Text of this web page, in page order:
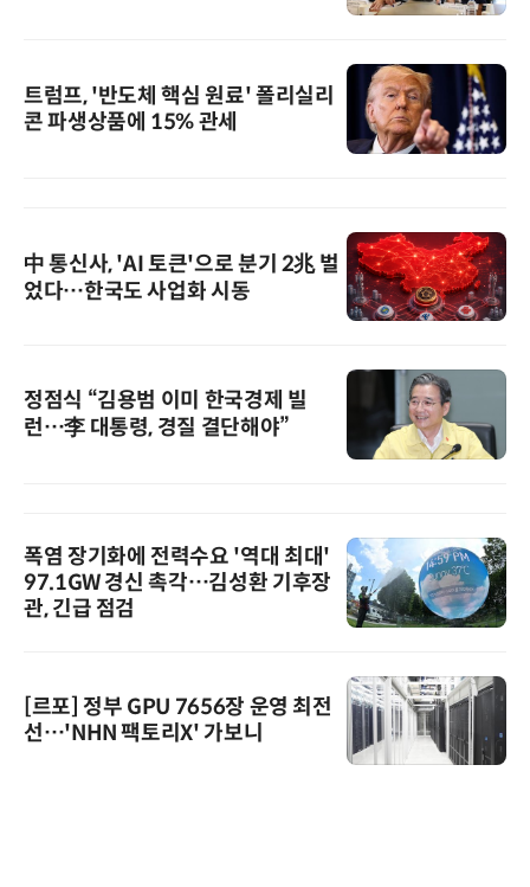
트럼프, '반도체 핵심 원료' 폴리실리
콘 파생상품에 15% 관세
中 통신사, 'AI 토큰'으로 분기 2兆 벌
었다…한국도 사업화 시동
정점식 “김용범 이미 한국경제 빌
런…李 대통령, 경질 결단해야”
폭염 장기화에 전력수요 '역대 최대'
97.1GW 경신 촉각…김성환 기후장
관, 긴급 점검
[르포] 정부 GPU 7656장 운영 최전
선…'NHN 팩토리X' 가보니